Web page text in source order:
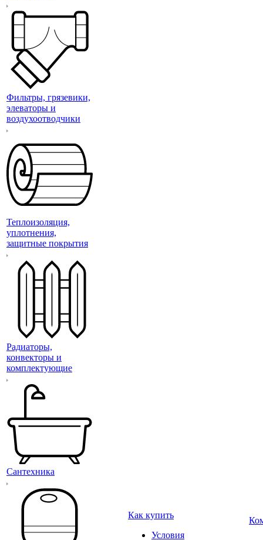
Фильтры, грязевики,
элеваторы и
воздухоотводчики
Теплоизоляция,
уплотнения,
защитные покрытия
Радиаторы,
конвекторы и
комплектующие
Сантехника
Как купить
Условия